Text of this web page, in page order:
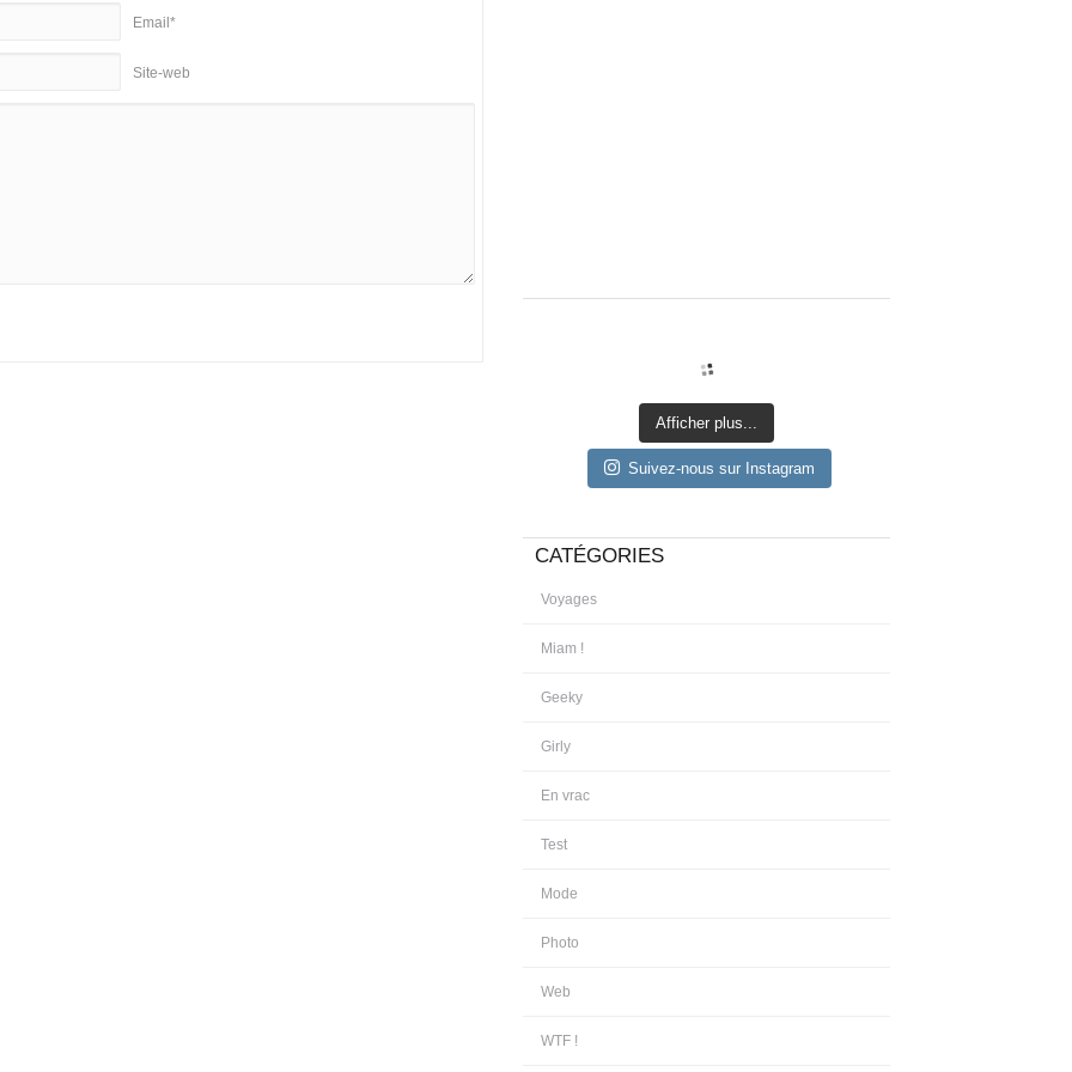
Email*
Site-web
Afficher plus...
Suivez-nous sur Instagram
CATÉGORIES
Voyages
Miam !
Geeky
Girly
En vrac
Test
Mode
Photo
Web
WTF !